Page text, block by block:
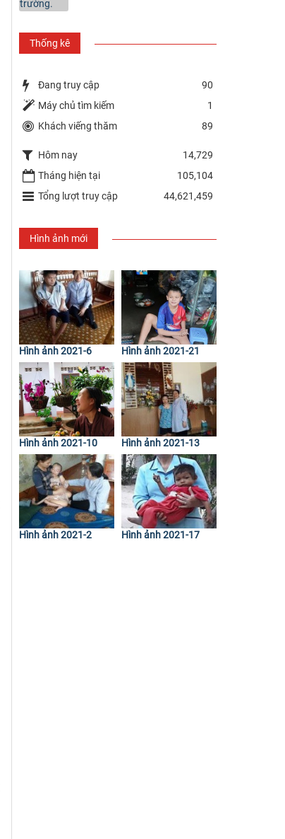
Thống kê
Đang truy cập
90
Máy chủ tìm kiếm
1
Khách viếng thăm
89
Hôm nay
14,729
Tháng hiện tại
105,104
Tổng lượt truy cập
44,621,459
Hình ảnh mới
Hình ảnh 2021-6 Hình ảnh 2021-21
Hình ảnh 2021-10 Hình ảnh 2021-13
Hình ảnh 2021-2 Hình ảnh 2021-17